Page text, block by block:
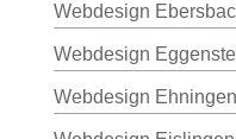
Webdesign
Webdesign
Webdesign Ehningen